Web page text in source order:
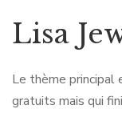
Lisa
Le thème principal
gratuits mais qui